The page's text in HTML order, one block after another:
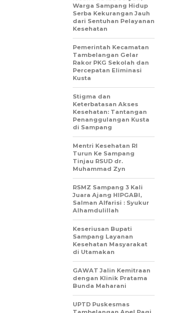
Warga Sampang Hidup
Serba Kekurangan Jauh
dari Sentuhan Pelayanan
Kesehatan
Pemerintah Kecamatan
Tambelangan Gelar
Rakor PKG Sekolah dan
Percepatan Eliminasi
Kusta
Stigma dan
Keterbatasan Akses
Kesehatan: Tantangan
Penanggulangan Kusta
di Sampang
Mentri Kesehatan RI
Turun Ke Sampang
Tinjau RSUD dr.
Muhammad Zyn
RSMZ Sampang 3 Kali
Juara Ajang HIPGABI,
Salman Alfarisi : Syukur
Alhamdulillah
Keseriusan Bupati
Sampang Layanan
Kesehatan Masyarakat
di Utamakan
GAWAT Jalin Kemitraan
dengan Klinik Pratama
Bunda Maharani
UPTD Puskesmas